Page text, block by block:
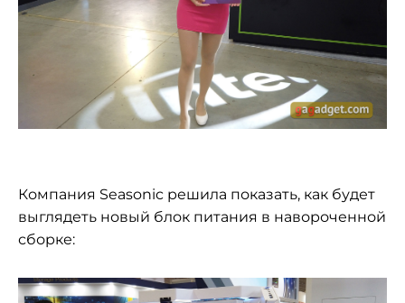
Компания Seasonic решила показать, как будет
выглядеть новый блок питания в навороченной
сборке: